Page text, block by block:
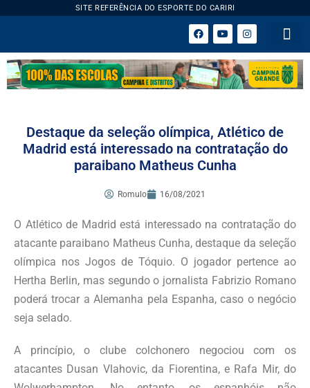
SITE REFERÊNCIA DO ESPORTE DO CARIRI
Destaque da seleção olímpica, Atlético de
Madrid está interessado na contratação do
paraibano Matheus Cunha
Romulo 16/08/2021
O Atlético de Madrid está interessado na contratação do
atacante paraibano Matheus Cunha, destaque da seleção
olímpica nos Jogos de Tóquio. O jogador pertence ao
Hertha Berlin, mas segundo o jornalista Fabrizio Romano
poderá trocar a Alemanha pela Espanha, caso o negócio
seja selado.
A princípio, o clube colchonero negociou com os
atacantes Dusan Vlahovic, da Fiorentina, e Rafa Mir, do